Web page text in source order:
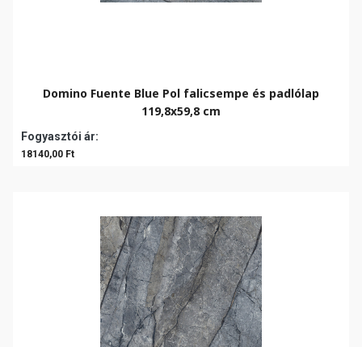
Domino Fuente Blue Pol falicsempe és padlólap
119,8x59,8 cm
Fogyasztói ár:
18140,00 Ft